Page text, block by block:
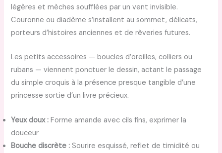
légères et mèches soufflées par un vent invisible.
Couronne ou diadème s’installent au sommet, délicats,
porteurs d’histoires anciennes et de rêveries futures.
Les petits accessoires — boucles d’oreilles, colliers ou
rubans — viennent ponctuer le dessin, actant le passage
du simple croquis à la présence presque tangible d’une
princesse sortie d’un livre précieux.
Yeux doux : Forme amande avec cils fins, exprimer la
douceur
Bouche discrète : Sourire esquissé, reflet de timidité ou